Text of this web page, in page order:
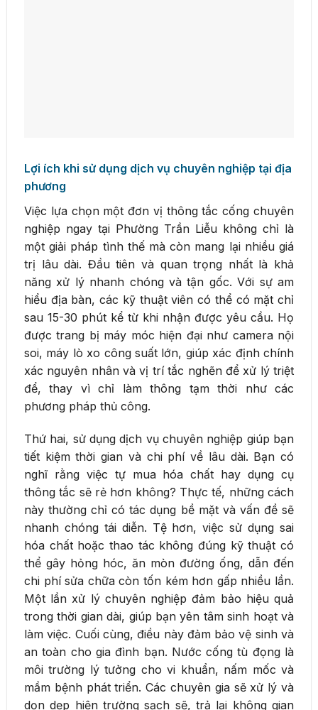
Lợi ích khi sử dụng dịch vụ chuyên nghiệp tại địa
phương
Việc lựa chọn một đơn vị thông tắc cống chuyên
nghiệp ngay tại Phường Trần Liễu không chỉ là
một giải pháp tình thế mà còn mang lại nhiều giá
trị lâu dài. Đầu tiên và quan trọng nhất là khả
năng xử lý nhanh chóng và tận gốc. Với sự am
hiểu địa bàn, các kỹ thuật viên có thể có mặt chỉ
sau 15-30 phút kể từ khi nhận được yêu cầu. Họ
được trang bị máy móc hiện đại như camera nội
soi, máy lò xo công suất lớn, giúp xác định chính
xác nguyên nhân và vị trí tắc nghẽn để xử lý triệt
để, thay vì chỉ làm thông tạm thời như các
phương pháp thủ công.
Thứ hai, sử dụng dịch vụ chuyên nghiệp giúp bạn
tiết kiệm thời gian và chi phí về lâu dài. Bạn có
nghĩ rằng việc tự mua hóa chất hay dụng cụ
thông tắc sẽ rẻ hơn không? Thực tế, những cách
này thường chỉ có tác dụng bề mặt và vấn đề sẽ
nhanh chóng tái diễn. Tệ hơn, việc sử dụng sai
hóa chất hoặc thao tác không đúng kỹ thuật có
thể gây hỏng hóc, ăn mòn đường ống, dẫn đến
chi phí sửa chữa còn tốn kém hơn gấp nhiều lần.
Một lần xử lý chuyên nghiệp đảm bảo hiệu quả
trong thời gian dài, giúp bạn yên tâm sinh hoạt và
làm việc. Cuối cùng, điều này đảm bảo vệ sinh và
an toàn cho gia đình bạn. Nước cống tù đọng là
môi trường lý tưởng cho vi khuẩn, nấm mốc và
mầm bệnh phát triển. Các chuyên gia sẽ xử lý và
dọn dẹp hiện trường sạch sẽ, trả lại không gian